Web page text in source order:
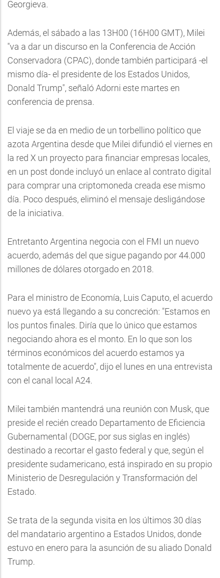
Georgieva.
Además, el sábado a las 13H00 (16H00 GMT), Milei
"va a dar un discurso en la Conferencia de Acción
Conservadora (CPAC), donde también participará -el
mismo día- el presidente de los Estados Unidos,
Donald Trump", señaló Adorni este martes en
conferencia de prensa.
El viaje se da en medio de un torbellino político que
azota Argentina desde que Milei difundió el viernes en
la red X un proyecto para financiar empresas locales,
en un post donde incluyó un enlace al contrato digital
para comprar una criptomoneda creada ese mismo
día. Poco después, eliminó el mensaje desligándose
de la iniciativa.
Entretanto Argentina negocia con el FMI un nuevo
acuerdo, además del que sigue pagando por 44.000
millones de dólares otorgado en 2018.
Para el ministro de Economía, Luis Caputo, el acuerdo
nuevo ya está llegando a su concreción: "Estamos en
los puntos finales. Diría que lo único que estamos
negociando ahora es el monto. En lo que son los
términos económicos del acuerdo estamos ya
totalmente de acuerdo", dijo el lunes en una entrevista
con el canal local A24.
Milei también mantendrá una reunión con Musk, que
preside el recién creado Departamento de Eficiencia
Gubernamental (DOGE, por sus siglas en inglés)
destinado a recortar el gasto federal y que, según el
presidente sudamericano, está inspirado en su propio
Ministerio de Desregulación y Transformación del
Estado.
Se trata de la segunda visita en los últimos 30 días
del mandatario argentino a Estados Unidos, donde
estuvo en enero para la asunción de su aliado Donald
Trump.